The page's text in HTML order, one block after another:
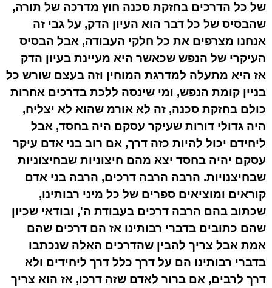
של כל הדרכים בחזקת סכנה חוץ מדרכה של תורה,
שהבסיס של כל דבר הוא העיון הדק, על גבי זה
אנחנו מצרפים את כל חלקי העבודה, אבל הבסיס
העיקרי של הנפש שכאשר היא מעיינת בעיון הדק
אז היא מתעלה למדרגת המוחין וזה בעצם שורש כל
בניין קומת הנפש, ומי שינסה ללכת בדרכים אחרות
כולם בחזקת סכנה, זה לא אורמ שהוא לא יצליח,
היה גדולי דורות שעיקר עסקם היה בחסד, אבל
ליחידם יכול להיות כזה דרך, אם רוב בני אדם עיקר
עסקם יהיה בחסד יצא מהם חיצוניות שבחיצוניות
שבחיצנויות. הרבה הרבה דרכים, הרבה בני אדם
קוראים ומוציאים ספרים של כל מיני רבותינו,
שכתוב בהם הרבה דרכים בעבודת ה', ובודאי שכיון
שהם כתובים בדברי רבותינו אז הם דרכים שהם
אמת אבל צריך להבין שהדרכים האלה שנכתבו
בדברי רבותינו הם על דרך כלל דרך ליחידים ולא
דרך לרבים, אם ברור לאדם שזה דרכו, אז הוא צריך